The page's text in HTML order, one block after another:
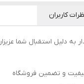
کاربران
به دلیل استقبال شما
و تضمین فروشگاه